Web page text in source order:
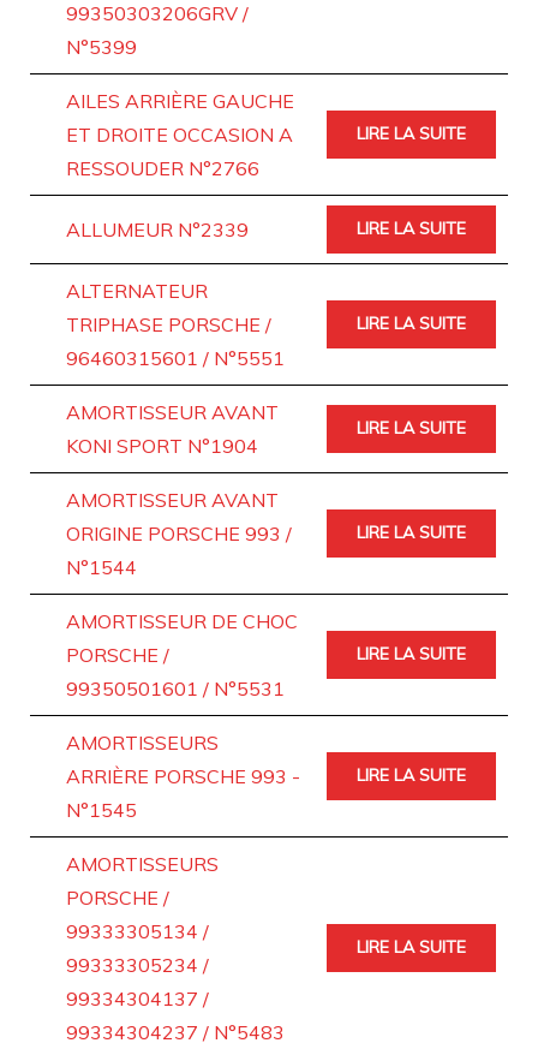
99350303206GRV /
N°5399
AILES ARRIÈRE GAUCHE
ET DROITE OCCASION A
RESSOUDER N°2766
LIRE LA SUITE
ALLUMEUR N°2339 LIRE LA SUITE
ALTERNATEUR
TRIPHASE PORSCHE /
96460315601 / N°5551
LIRE LA SUITE
AMORTISSEUR AVANT
KONI SPORT N°1904
LIRE LA SUITE
AMORTISSEUR AVANT
ORIGINE PORSCHE 993 /
N°1544
LIRE LA SUITE
AMORTISSEUR DE CHOC
PORSCHE /
99350501601 / N°5531
LIRE LA SUITE
AMORTISSEURS
ARRIÈRE PORSCHE 993 -
N°1545
LIRE LA SUITE
AMORTISSEURS
PORSCHE /
99333305134 /
99333305234 /
99334304137 /
99334304237 / N°5483
LIRE LA SUITE